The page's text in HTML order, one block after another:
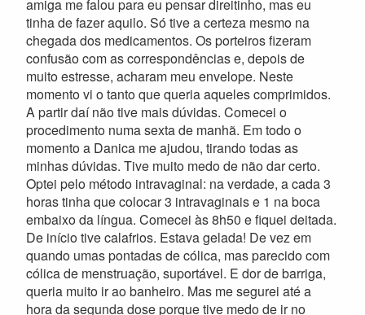
amiga me falou para eu pensar direitinho, mas eu
tinha de fazer aquilo. Só tive a certeza mesmo na
chegada dos medicamentos. Os porteiros fizeram
confusão com as correspondências e, depois de
muito estresse, acharam meu envelope. Neste
momento vi o tanto que queria aqueles comprimidos.
A partir daí não tive mais dúvidas. Comecei o
procedimento numa sexta de manhã. Em todo o
momento a Danica me ajudou, tirando todas as
minhas dúvidas. Tive muito medo de não dar certo.
Optei pelo método intravaginal: na verdade, a cada 3
horas tinha que colocar 3 intravaginais e 1 na boca
embaixo da língua. Comecei às 8h50 e fiquei deitada.
De início tive calafrios. Estava gelada! De vez em
quando umas pontadas de cólica, mas parecido com
cólica de menstruação, suportável. E dor de barriga,
queria muito ir ao banheiro. Mas me segurei até a
hora da segunda dose porque tive medo de ir no